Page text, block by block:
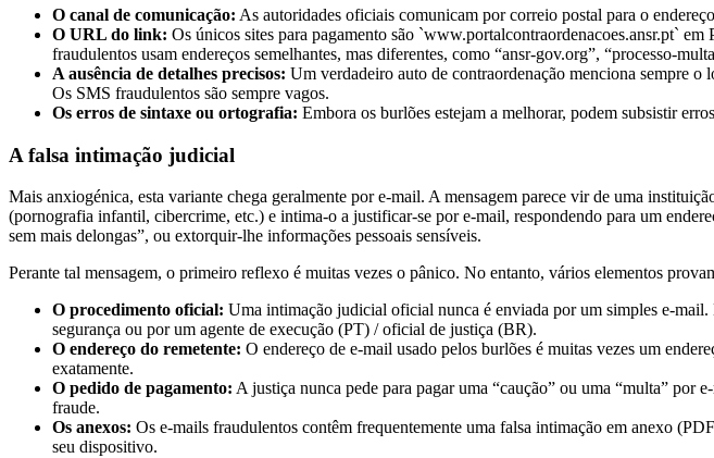
O canal de comunicação: As autoridades oficiais comunicam por correio postal para o
O URL do link: Os únicos sites para pagamento são `www.portalcontraordenacoes.ansr.pt`
fraudulentos usam endereços semelhantes, mas diferentes, como “ansr-gov.org”, “processo-
A ausência de detalhes precisos: Um verdadeiro auto de contraordenação menciona sempre o
Os SMS fraudulentos são sempre vagos.
Os erros de sintaxe ou ortografia: Embora os burlões estejam a melhorar, podem subsistir
A falsa intimação judicial
Mais anxiogénica, esta variante chega geralmente por e-mail. A mensagem parece vir de uma
(pornografia infantil, cibercrime, etc.) e intima-o a justificar-se por e-mail, respondendo para um
sem mais delongas”, ou extorquir-lhe informações pessoais sensíveis.
Perante tal mensagem, o primeiro reflexo é muitas vezes o pânico. No entanto, vários elementos
O procedimento oficial: Uma intimação judicial oficial nunca é enviada por um simples e-
segurança ou por um agente de execução (PT) / oficial de justiça (BR).
O endereço do remetente: O endereço de e-mail usado pelos burlões é muitas vezes um
exatamente.
O pedido de pagamento: A justiça nunca pede para pagar uma “caução” ou uma “multa” por
fraude.
Os anexos: Os e-mails fraudulentos contêm frequentemente uma falsa intimação em anexo
seu dispositivo.